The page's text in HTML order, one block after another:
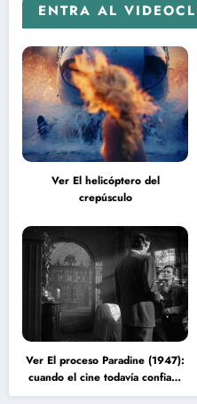
ENTRA AL
Ver El helicóptero del
crepúsculo
Ver El proceso Paradine (1947):
cuando el cine todavía confiaba
en la inteligencia del espectador